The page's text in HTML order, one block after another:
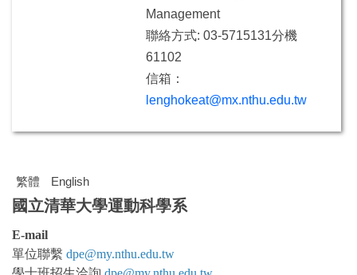
Management
聯絡方式: 03-5715131分機
61102
信箱：
lenghokeat@mx.nthu.edu.tw
繁體 English
國立清華大學運動科學系
E-mail
單位聯繫 dpe@my.nthu.edu.tw